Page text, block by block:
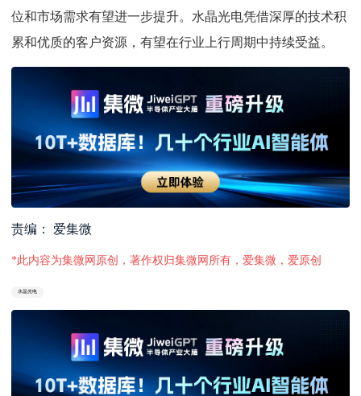
位和市场需求有望进一步提升。水晶光电凭借深厚的技术积
累和优质的客户资源，有望在行业上行周期中持续受益。
责编： 爱集微
*此内容为集微网原创，著作权归集微网所有，爱集微，爱原创
水晶光电